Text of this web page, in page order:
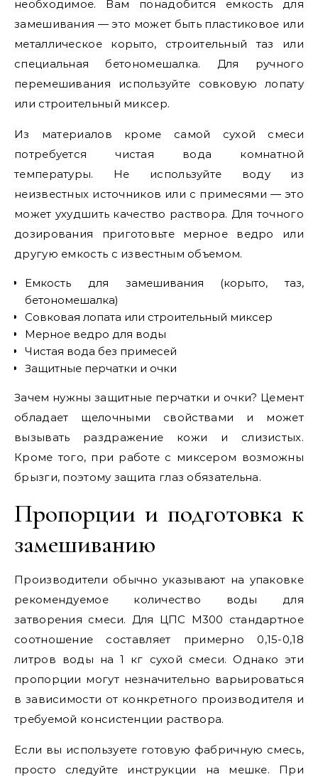
необходимое. Вам понадобится емкость для
замешивания — это может быть пластиковое или
металлическое корыто, строительный таз или
специальная бетономешалка. Для ручного
перемешивания используйте совковую лопату
или строительный миксер.
Из материалов кроме самой сухой смеси
потребуется чистая вода комнатной
температуры. Не используйте воду из
неизвестных источников или с примесями — это
может ухудшить качество раствора. Для точного
дозирования приготовьте мерное ведро или
другую емкость с известным объемом.
Емкость для замешивания (корыто, таз,
бетономешалка)
Совковая лопата или строительный миксер
Мерное ведро для воды
Чистая вода без примесей
Защитные перчатки и очки
Зачем нужны защитные перчатки и очки? Цемент
обладает щелочными свойствами и может
вызывать раздражение кожи и слизистых.
Кроме того, при работе с миксером возможны
брызги, поэтому защита глаз обязательна.
Пропорции и подготовка к
замешиванию
Производители обычно указывают на упаковке
рекомендуемое количество воды для
затворения смеси. Для ЦПС М300 стандартное
соотношение составляет примерно 0,15-0,18
литров воды на 1 кг сухой смеси. Однако эти
пропорции могут незначительно варьироваться
в зависимости от конкретного производителя и
требуемой консистенции раствора.
Если вы используете готовую фабричную смесь,
просто следуйте инструкции на мешке. При